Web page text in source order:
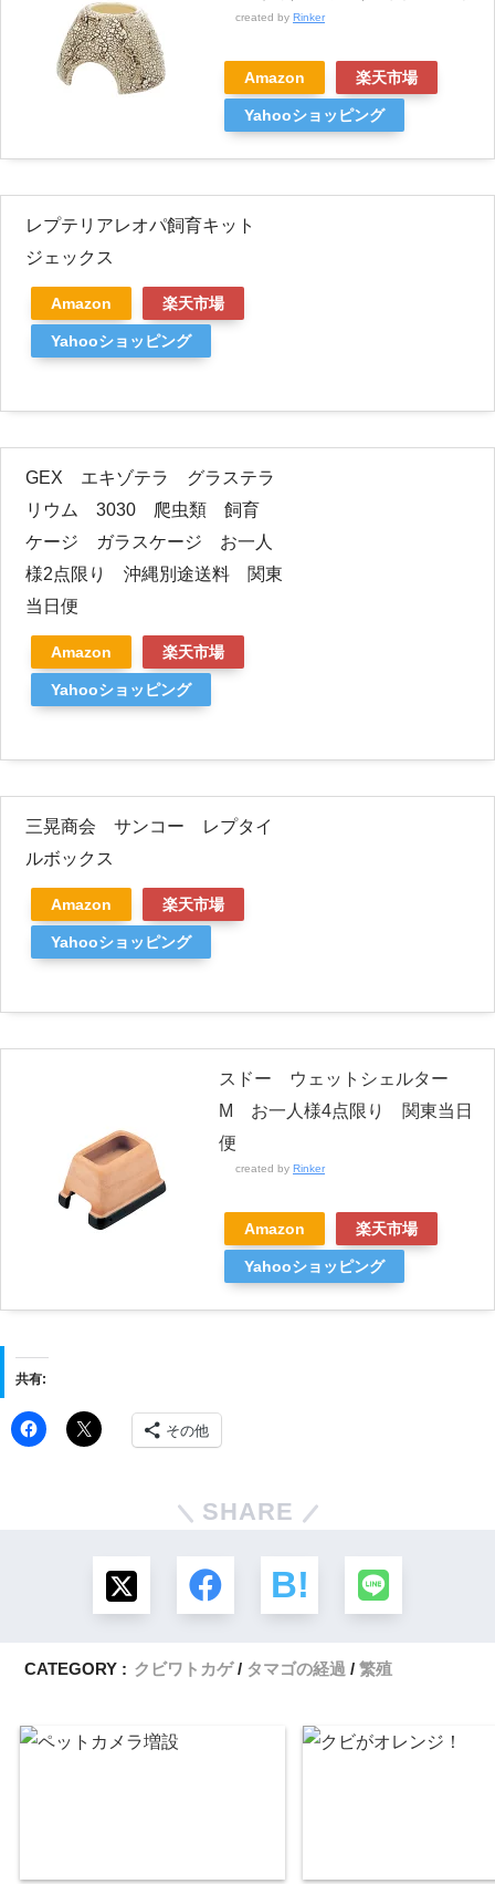
created by Rinker
Amazon 楽天市場
Yahooショッピング
レプテリアレオパ飼育キット
ジェックス
Amazon 楽天市場
Yahooショッピング
GEX エキゾテラ グラステラ
リウム 3030 爬虫類 飼育
ケージ ガラスケージ お一人
様2点限り 沖縄別途送料 関東
当日便
Amazon 楽天市場
Yahooショッピング
三晃商会 サンコー レプタイ
ルボックス
Amazon 楽天市場
Yahooショッピング
スドー ウェットシェルター
M お一人様4点限り 関東当日
便
created by Rinker
Amazon 楽天市場
Yahooショッピング
共有:
その他
SHARE
CATEGORY : クビワトカゲ タマゴの経過 繁殖